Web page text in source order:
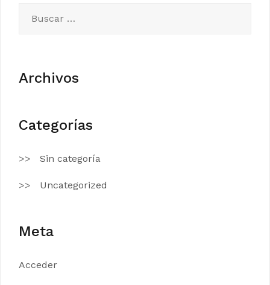
entradas
Archivos
Categorías
Sin categoría
Uncategorized
Meta
Acceder